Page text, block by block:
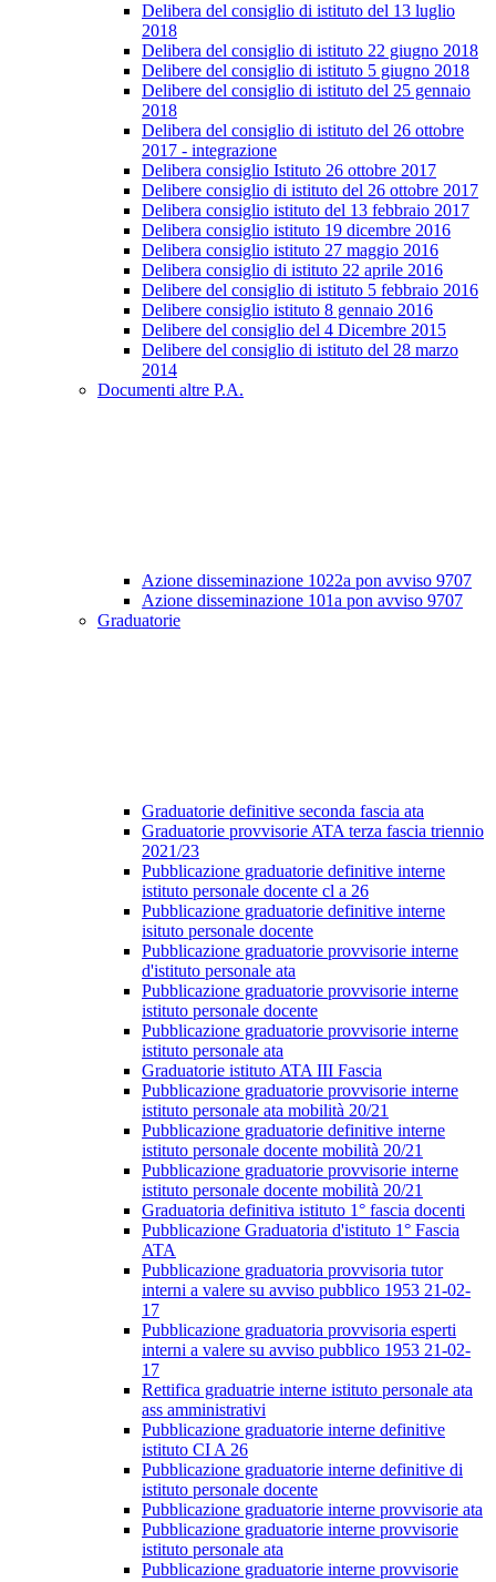
Delibera del consiglio di istituto del 13 luglio
2018
Delibera del consiglio di istituto 22 giugno 2018
Delibere del consiglio di istituto 5 giugno 2018
Delibere del consiglio di istituto del 25 gennaio
2018
Delibera del consiglio di istituto del 26 ottobre
2017 - integrazione
Delibera consiglio Istituto 26 ottobre 2017
Delibere consiglio di istituto del 26 ottobre 2017
Delibera consiglio istituto del 13 febbraio 2017
Delibera consiglio istituto 19 dicembre 2016
Delibera consiglio istituto 27 maggio 2016
Delibera consiglio di istituto 22 aprile 2016
Delibere del consiglio di istituto 5 febbraio 2016
Delibere consiglio istituto 8 gennaio 2016
Delibere del consiglio del 4 Dicembre 2015
Delibere del consiglio di istituto del 28 marzo
2014
Documenti altre P.A.
Azione disseminazione 1022a pon avviso 9707
Azione disseminazione 101a pon avviso 9707
Graduatorie
Graduatorie definitive seconda fascia ata
Graduatorie provvisorie ATA terza fascia triennio
2021/23
Pubblicazione graduatorie definitive interne
istituto personale docente cl a 26
Pubblicazione graduatorie definitive interne
isituto personale docente
Pubblicazione graduatorie provvisorie interne
d'istituto personale ata
Pubblicazione graduatorie provvisorie interne
istituto personale docente
Pubblicazione graduatorie provvisorie interne
istituto personale ata
Graduatorie istituto ATA III Fascia
Pubblicazione graduatorie provvisorie interne
istituto personale ata mobilità 20/21
Pubblicazione graduatorie definitive interne
istituto personale docente mobilità 20/21
Pubblicazione graduatorie provvisorie interne
istituto personale docente mobilità 20/21
Graduatoria definitiva istituto 1° fascia docenti
Pubblicazione Graduatoria d'istituto 1° Fascia
ATA
Pubblicazione graduatoria provvisoria tutor
interni a valere su avviso pubblico 1953 21-02-
17
Pubblicazione graduatoria provvisoria esperti
interni a valere su avviso pubblico 1953 21-02-
17
Rettifica graduatrie interne istituto personale ata
ass amministrativi
Pubblicazione graduatorie interne definitive
istituto CI A 26
Pubblicazione graduatorie interne definitive di
istituto personale docente
Pubblicazione graduatorie interne provvisorie ata
Pubblicazione graduatorie interne provvisorie
istituto personale ata
Pubblicazione graduatorie interne provvisorie